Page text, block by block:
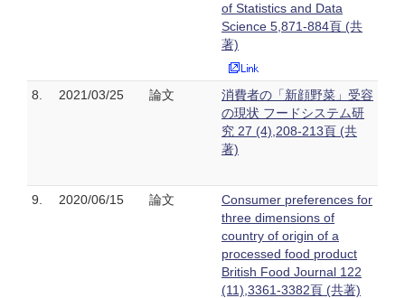
of Statistics and Data
Science 5,871-884頁 (共
著)
8. 2021/03/25 論文
消費者の「新顔野菜」受容
の現状 フードシステム研
究 27 (4),208-213頁 (共
著)
9. 2020/06/15 論文
Consumer preferences for
three dimensions of
country of origin of a
processed food product
British Food Journal 122
(11),3361-3382頁 (共著)